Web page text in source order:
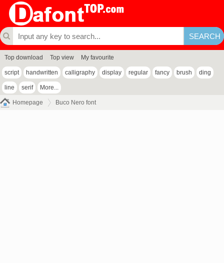
Top download Top view My favourite
script handwritten calligraphy display regular fancy brush ding
line serif More...
Homepage Buco Nero font